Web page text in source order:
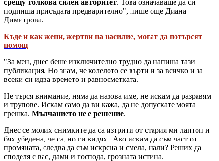
срещу толкова силен авторитет. Това означаваше да си
подпиша присъдата предварително", пише още Диана
Димитрова.
Къде и как жени, жертви на насилие, могат да потърсят
помощ
"За мен, днес беше изключително трудно да напиша тази
публикация. Но знам, че колелото се върти и за всичко и за
всеки си идва времето и равносметката.
Не търся внимание, няма да назова име, не искам да разравям
и трупове. Искам само да ви кажа, да не допускате моята
грешка. Мълчанието не е решение.
Днес се молих снимките да са изтрити от стария ми лаптоп и
бях убедена, че са, но ги видях...Ако искам да съм част от
промяната, следва да съм искрена и смела, нали? Реших да
споделя с вас, дами и господа, грозната истина.